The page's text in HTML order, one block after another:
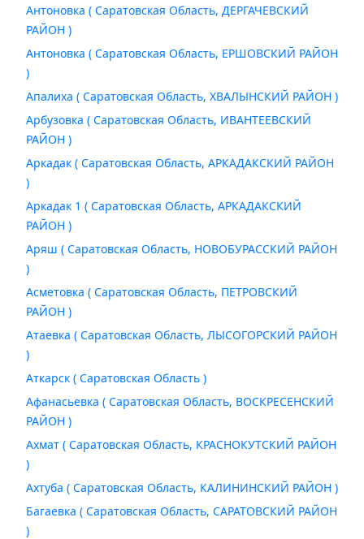
Антоновка ( Саратовская Область, ДЕРГАЧЕВСКИЙ
РАЙОН )
Антоновка ( Саратовская Область, ЕРШОВСКИЙ РАЙОН
)
Апалиха ( Саратовская Область, ХВАЛЫНСКИЙ РАЙОН )
Арбузовка ( Саратовская Область, ИВАНТЕЕВСКИЙ
РАЙОН )
Аркадак ( Саратовская Область, АРКАДАКСКИЙ РАЙОН
)
Аркадак 1 ( Саратовская Область, АРКАДАКСКИЙ
РАЙОН )
Аряш ( Саратовская Область, НОВОБУРАССКИЙ РАЙОН
)
Асметовка ( Саратовская Область, ПЕТРОВСКИЙ
РАЙОН )
Атаевка ( Саратовская Область, ЛЫСОГОРСКИЙ РАЙОН
)
Аткарск ( Саратовская Область )
Афанасьевка ( Саратовская Область, ВОСКРЕСЕНСКИЙ
РАЙОН )
Ахмат ( Саратовская Область, КРАСНОКУТСКИЙ РАЙОН
)
Ахтуба ( Саратовская Область, КАЛИНИНСКИЙ РАЙОН )
Багаевка ( Саратовская Область, САРАТОВСКИЙ РАЙОН
)